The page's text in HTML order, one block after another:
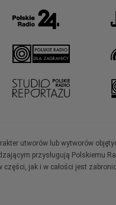
utworów lub wytworów
przysługują Polskiemu
jak i w całości jest